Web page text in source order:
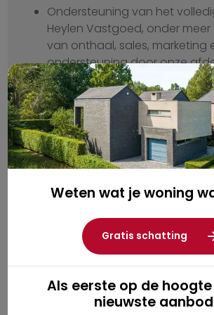
Weten wat je woning
Gratis schatting
Als eerste op de
nieuwste
Ondersteuning van het
Heylen Vastgoed, onder
van onthaal, sales, marketing
ondersteuning door onze
Wij laten jou meegroeien met
succesverhaal van Heylen
vandaag met 24 kantoren
de provincies Antwerpen,
Vlaanderen, Vlaams-Brabant
Bij voorkeur op zelfstandige
nog niet erkend door het BIV?
ook BIV-stages aan.